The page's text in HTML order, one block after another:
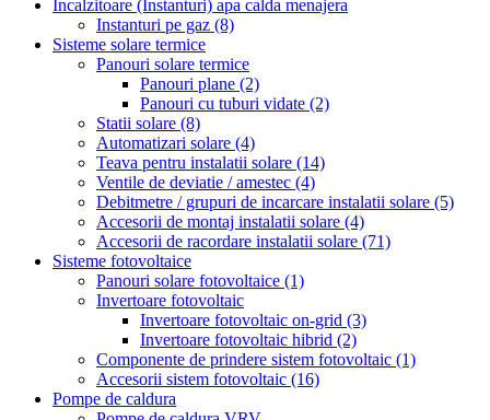
Incalzitoare (Instanturi) apa calda menajera
Instanturi pe gaz (8)
Sisteme solare termice
Panouri solare termice
Panouri plane (2)
Panouri cu tuburi vidate (2)
Statii solare (8)
Automatizari solare (4)
Teava pentru instalatii solare (14)
Ventile de deviatie / amestec (4)
Debitmetre / grupuri de incarcare instalatii solare (5)
Accesorii de montaj instalatii solare (4)
Accesorii de racordare instalatii solare (71)
Sisteme fotovoltaice
Panouri solare fotovoltaice (1)
Invertoare fotovoltaic
Invertoare fotovoltaic on-grid (3)
Invertoare fotovoltaic hibrid (2)
Componente de prindere sistem fotovoltaic (1)
Accesorii sistem fotovoltaic (16)
Pompe de caldura